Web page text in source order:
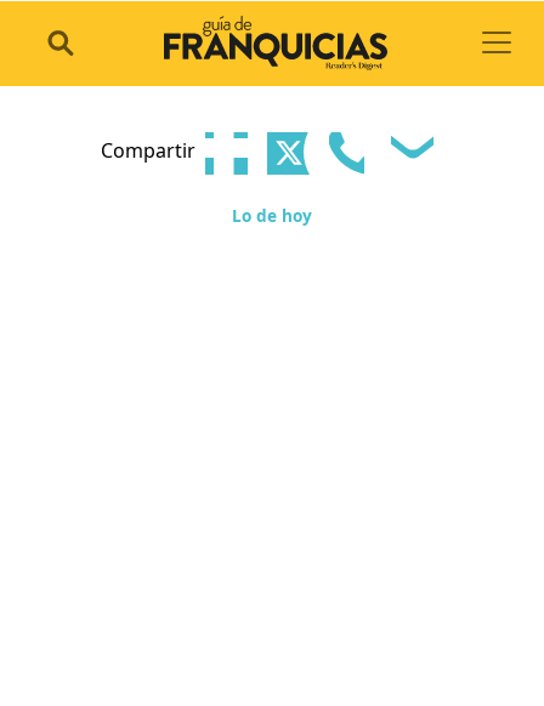
Compartir
Lo de hoy